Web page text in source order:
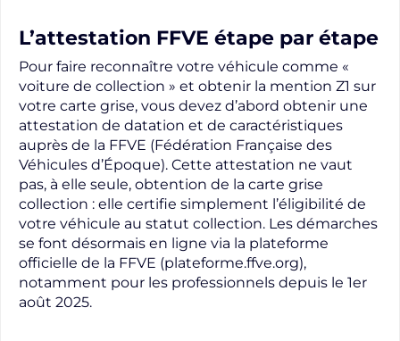
L’attestation FFVE étape par étape
Pour faire reconnaître votre véhicule comme «
voiture de collection » et obtenir la mention Z1 sur
votre carte grise, vous devez d’abord obtenir une
attestation de datation et de caractéristiques
auprès de la FFVE (Fédération Française des
Véhicules d’Époque). Cette attestation ne vaut
pas, à elle seule, obtention de la carte grise
collection : elle certifie simplement l’éligibilité de
votre véhicule au statut collection. Les démarches
se font désormais en ligne via la plateforme
officielle de la FFVE (plateforme.ffve.org),
notamment pour les professionnels depuis le 1er
août 2025.